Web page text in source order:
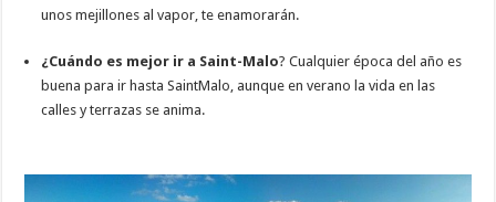
unos mejillones al vapor, te enamorarán.
¿Cuándo es mejor ir a Saint-Malo? Cualquier época del año es
buena para ir hasta SaintMalo, aunque en verano la vida en las
calles y terrazas se anima.